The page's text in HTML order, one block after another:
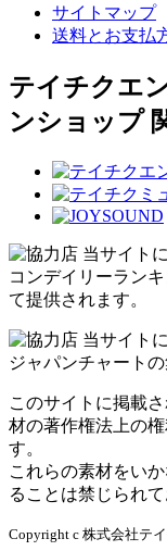
サイトマップ
送料とお支払
テイチクエ
ンショップ
当サイト
コンデイリーラン
て提供されます。
当サイト
ジャパンチャート
このサイトに掲載
材の著作権法上の
す。
これらの素材をい
ることは禁じられて
Copyright c 株式会社テ